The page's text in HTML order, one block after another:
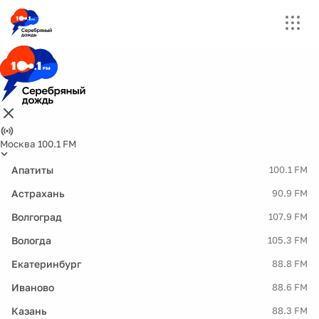
Москва 100.1 FM
Апатиты 100.1 FM
Астрахань 90.9 FM
Волгоград 107.9 FM
Вологда 105.3 FM
Екатеринбург 88.8 FM
Иваново 88.6 FM
Казань 88.3 FM